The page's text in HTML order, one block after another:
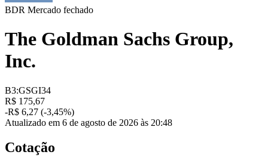
BDR Mercado fechado
The Goldman Sachs Group,
Inc.
B3:GSGI34
R$ 175,67
-R$ 6,27 (-3,45%)
Atualizado em 6 de agosto de 2026 às 20:48
Cotação